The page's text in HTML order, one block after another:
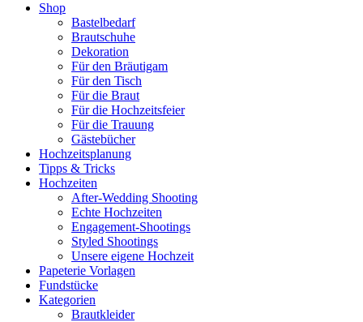
Shop
Bastelbedarf
Brautschuhe
Dekoration
Für den Bräutigam
Für den Tisch
Für die Braut
Für die Hochzeitsfeier
Für die Trauung
Gästebücher
Hochzeitsplanung
Tipps & Tricks
Hochzeiten
After-Wedding Shooting
Echte Hochzeiten
Engagement-Shootings
Styled Shootings
Unsere eigene Hochzeit
Papeterie Vorlagen
Fundstücke
Kategorien
Brautkleider